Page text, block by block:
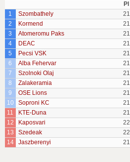
Pl
1
Szombathely 21
2
Kormend 21
3
Atomeromu Paks 21
4
DEAC 21
5
Pecsi VSK 21
6
Alba Fehervar 21
7
Szolnoki Olaj 21
8
Zalakeramia 21
9
OSE Lions 21
10
Soproni KC 21
11
KTE-Duna 21
12
Kaposvari 22
13
Szedeak 22
14
Jaszberenyi 21